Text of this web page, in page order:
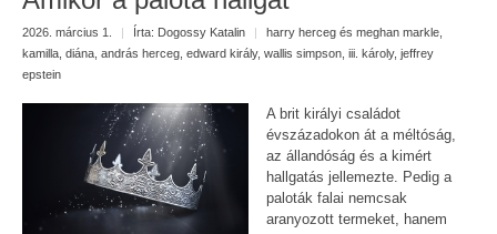
2026. március 1. | Írta: Dogossy Katalin | harry herceg és meghan markle
kamilla diána andrás herceg edward király, wallis simpson iii. károly, jeffrey
epstein
A brit királyi családot
évszázadokon át a méltóság,
az állandóság és a kimért
hallgatás jellemezte. Pedig a
paloták falai nemcsak
aranyozott termeket, hanem